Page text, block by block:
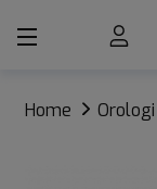
Home Orologi